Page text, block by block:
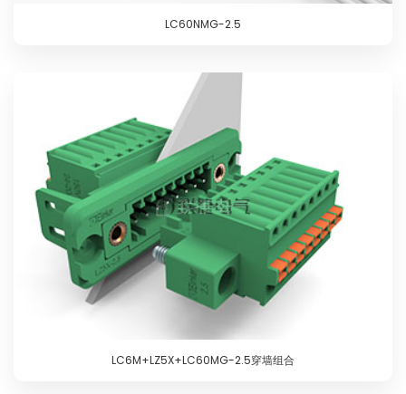
LC60NMG-2.5
LC6M+LZ5X+LC60MG-2.5穿墙组合